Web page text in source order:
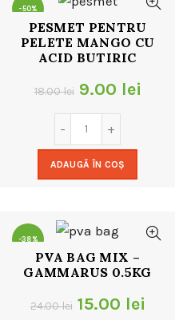
-50%
PESMET PENTRU
PELETE MANGO CU
ACID BUTIRIC
18.00lei Prețul
inițial
a
fost:
9.00 lei
ADAUGĂ ÎN COȘ
-38%
PVA BAG MIX –
GAMMARUS 0.5KG
24.00lei Prețul
15.00 lei